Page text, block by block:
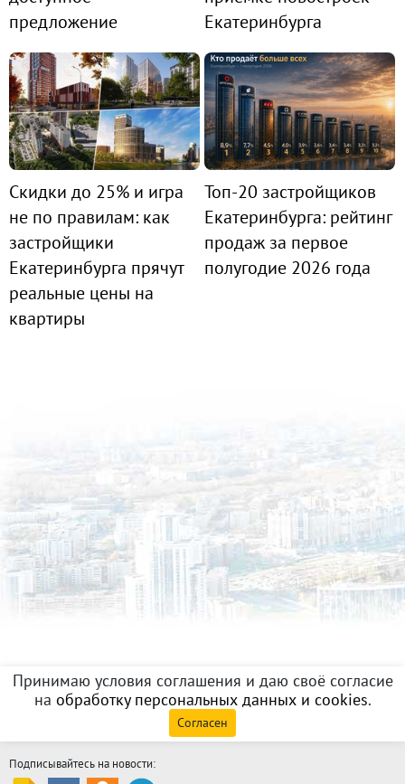
предложение
Екатеринбурга
Скидки до 25% и игра
не по правилам: как
застройщики
Екатеринбурга прячут
реальные цены на
квартиры
Топ-20 застройщиков
Екатеринбурга: рейтинг
продаж за первое
полугодие 2026 года
Принимаю условия соглашения и даю своё согласие
на обработку персональных данных и cookies.
Согласен
Подписывайтесь на новости: